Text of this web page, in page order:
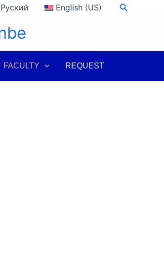
Руский English (US) Search
FACULTY REQUEST